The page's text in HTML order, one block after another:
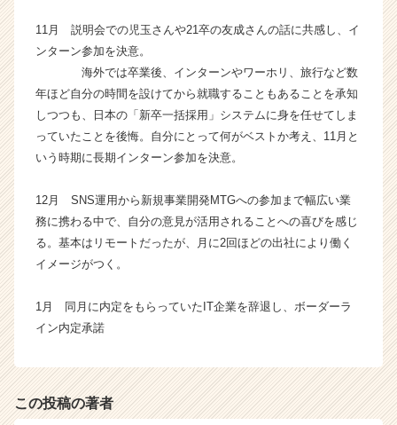
e
11月 説明会での児玉さんや21卒の友成さんの話に共感し、イ
ンターン参加を決意。
海外では卒業後、インターンやワーホリ、旅行など数
年ほど自分の時間を設けてから就職することもあることを承知
しつつも、日本の「新卒一括採用」システムに身を任せてしま
っていたことを後悔。自分にとって何がベストか考え、11月と
いう時期に長期インターン参加を決意。
12月 SNS運用から新規事業開発MTGへの参加まで幅広い業
務に携わる中で、自分の意見が活用されることへの喜びを感じ
る。基本はリモートだったが、月に2回ほどの出社により働く
イメージがつく。
1月 同月に内定をもらっていたIT企業を辞退し、ボーダーラ
イン内定承諾
この投稿の著者